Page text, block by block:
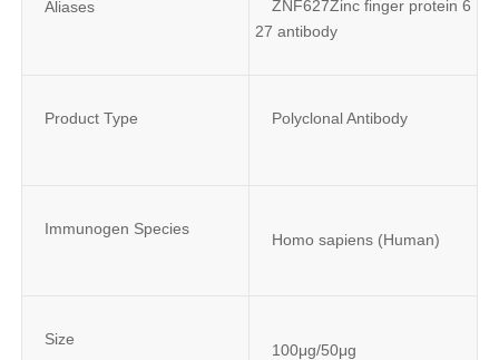
Aliases
ZNF627Zinc finger protein 6
27 antibody
Product Type Polyclonal Antibody
Immunogen Species
Homo sapiens (Human)
Size
100μg/50μg